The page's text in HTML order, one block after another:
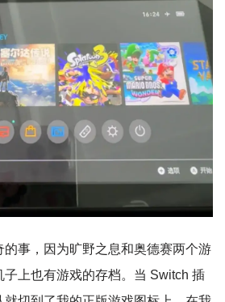
事，因为旷野之息和奥德赛两个游
上也有游戏的存档。当 Switch 插